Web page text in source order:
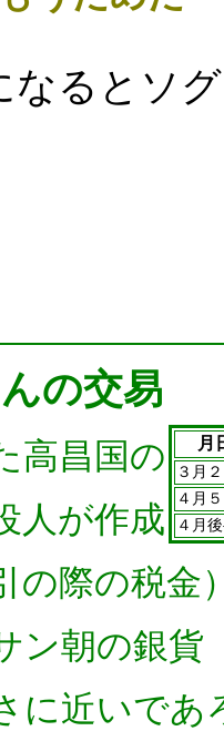
るとソグ
の交易
月
３月
４月
４月
昌国の
人が作成
の際の税金
朝の銀貨
に近いであ